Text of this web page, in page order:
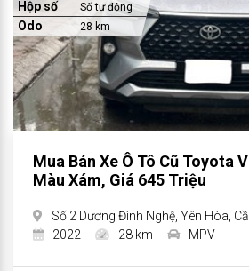
Hộp số Số tự động
Odo 28 km
Mua Bán Xe Ô Tô Cũ Toyota
Màu Xám, Giá 645 Triệu
Số 2 Dương Đình Nghệ, Yên Hòa,
2022
28 km MPV